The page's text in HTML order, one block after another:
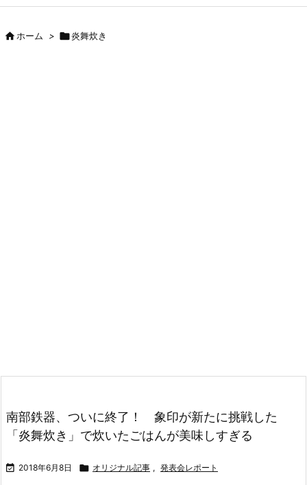
次へ
ホーム > 炎舞炊き
南部鉄器、ついに終了！ 象印が新たに挑戦した
「炎舞炊き」で炊いたごはんが美味しすぎる
 2018年6月8日  オリジナル記事 , 発表会レポート